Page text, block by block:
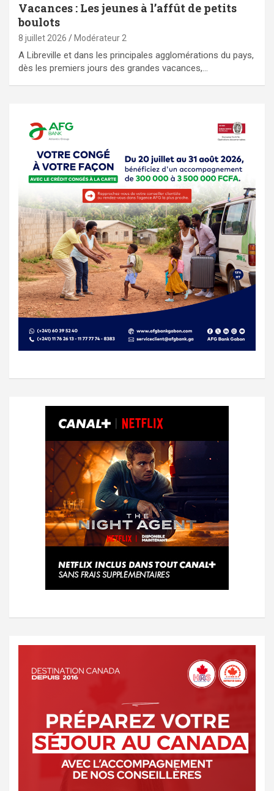
Vacances : Les jeunes à l’affût de petits
boulots
8 juillet 2026 Modérateur 2
A Libreville et dans les principales agglomérations du pays,
dès les premiers jours des grandes vacances,…